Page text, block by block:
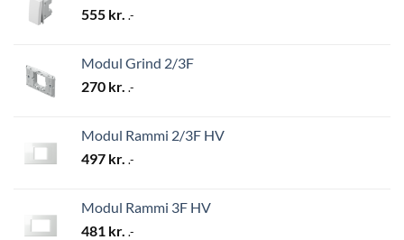
555 kr. .-
Modul Grind 2/3F
270 kr. .-
Modul Rammi 2/3F HV
497 kr. .-
Modul Rammi 3F HV
481 kr. .-